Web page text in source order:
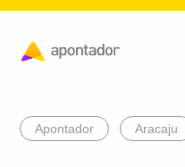
Apontador Aracaju